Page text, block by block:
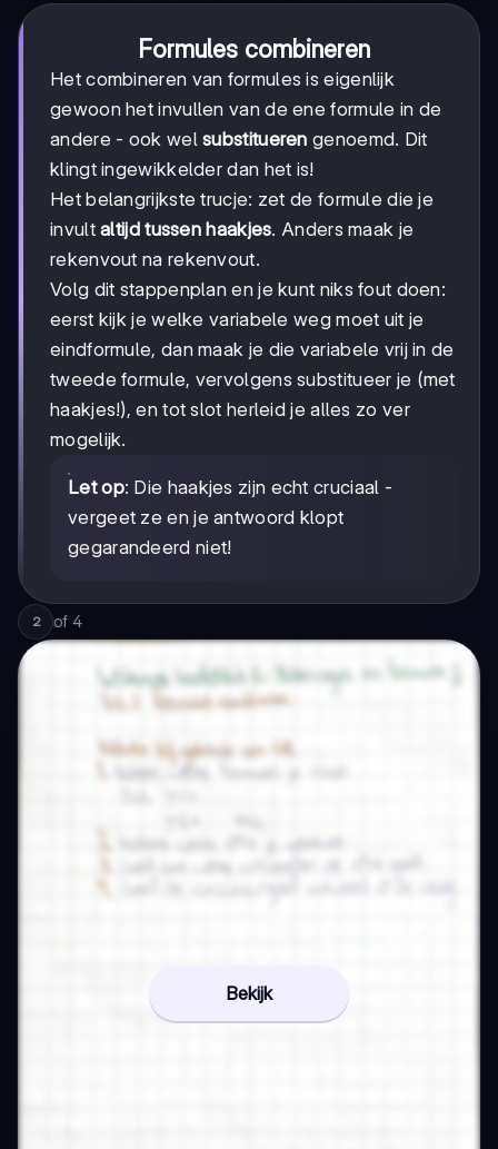
Formules combineren
Het combineren van formules is eigenlijk
gewoon het invullen van de ene formule in de
andere - ook welsubstitueren genoemd. Dit
klingt ingewikkelder dan het is!
Het belangrijkste trucje: zet de formule die je
invultaltijd tussen haakjes. Anders maak je
rekenvout na rekenvout.
Volg dit stappenplan en je kunt niks fout doen:
eerst kijk je welke variabele weg moet uit je
eindformule, dan maak je die variabele vrij in de
tweede formule, vervolgens substitueer je (met
haakjes!), en tot slot herleid je alles zo ver
mogelijk.
Let op: Die haakjes zijn echt cruciaal -
vergeet ze en je antwoord klopt
gegarandeerd niet!
2 of 4
Bekijk